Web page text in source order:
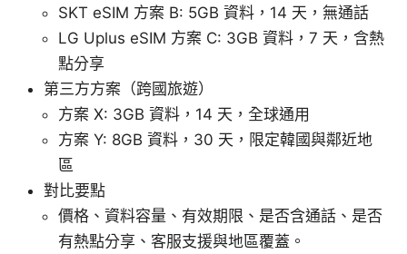
SKT eSIM 方案 B: 5GB 資料，14 天，無通話
LG Uplus eSIM 方案 C: 3GB 資料，7 天，含熱
點分享
第三方方案（跨國旅遊）
方案 X: 3GB 資料，14 天，全球通用
方案 Y: 8GB 資料，30 天，限定韓國與鄰近地
區
對比要點
價格、資料容量、有效期限、是否含通話、是否
有熱點分享、客服支援與地區覆蓋。